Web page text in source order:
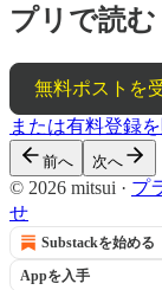
プリで読む
無料ポストを
または有料登録
前へ 次へ
© 2026 mitsui · プ
せ
Substackを始める
Appを入手